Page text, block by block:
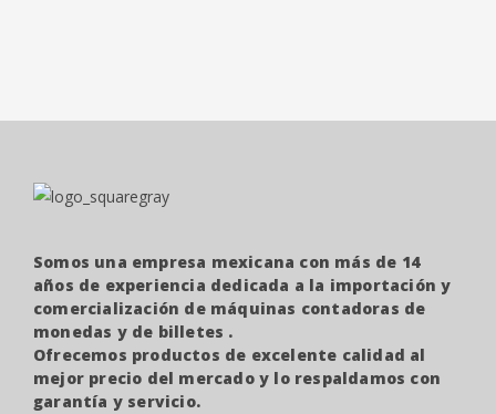
Somos una empresa mexicana con más de 14
años de experiencia dedicada a la importación y
comercialización de máquinas contadoras de
monedas y de billetes .
Ofrecemos productos de excelente calidad al
mejor precio del mercado y lo respaldamos con
garantía y servicio.